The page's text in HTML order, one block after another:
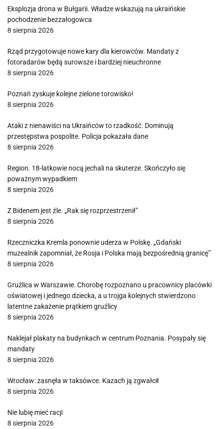
Eksplozja drona w Bułgarii. Władze wskazują na ukraińskie
pochodzenie bezzałogowca
8 sierpnia 2026
Rząd przygotowuje nowe kary dla kierowców. Mandaty z
fotoradarów będą surowsze i bardziej nieuchronne
8 sierpnia 2026
Poznań zyskuje kolejne zielone torowisko!
8 sierpnia 2026
Ataki z nienawiści na Ukraińców to rzadkość. Dominują
przestępstwa pospolite. Policja pokazała dane
8 sierpnia 2026
Region. 18-latkowie nocą jechali na skuterze. Skończyło się
poważnym wypadkiem
8 sierpnia 2026
Z Bidenem jest źle. „Rak się rozprzestrzenił”
8 sierpnia 2026
Rzeczniczka Kremla ponownie uderza w Polskę. „Gdański
muzealnik zapomniał, że Rosja i Polska mają bezpośrednią granicę”
8 sierpnia 2026
Gruźlica w Warszawie. Chorobę rozpoznano u pracownicy placówki
oświatowej i jednego dziecka, a u trojga kolejnych stwierdzono
latentne zakażenie prątkiem gruźlicy
8 sierpnia 2026
Naklejał plakaty na budynkach w centrum Poznania. Posypały się
mandaty
8 sierpnia 2026
Wrocław: zasnęła w taksówce. Kazach ją zgwałcił
8 sierpnia 2026
Nie lubię mieć racji
8 sierpnia 2026